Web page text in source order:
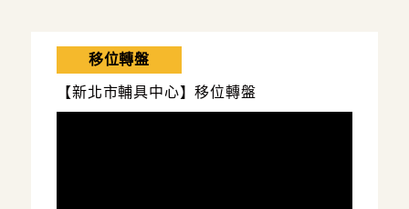
移位轉盤
【新北市輔具中心】移位轉盤